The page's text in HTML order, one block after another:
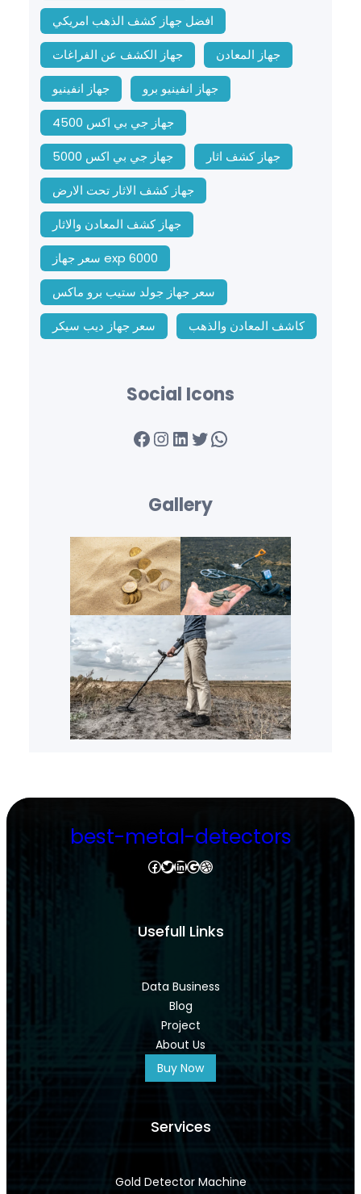
افضل جهاز كشف الذهب امريكي
جهاز الكشف عن الفراغات
جهاز المعادن
جهاز انفينيو
جهاز انفينيو برو
جهاز جي بي اكس 4500
جهاز جي بي اكس 5000
جهاز كشف اثار
جهاز كشف الاثار تحت الارض
جهاز كشف المعادن والاثار
سعر جهاز exp 6000
سعر جهاز جولد ستيب برو ماكس
سعر جهاز ديب سيكر
كاشف المعادن والذهب
Social Icons
Facebook InstagramLinkedIn Twitter WhatsApp
Gallery
best-metal-detectors
Facebook Twitter LinkedIn Google Dribbble
Usefull Links
Data Business
Blog
Project
About Us
Buy Now
Services
Gold Detector Machine